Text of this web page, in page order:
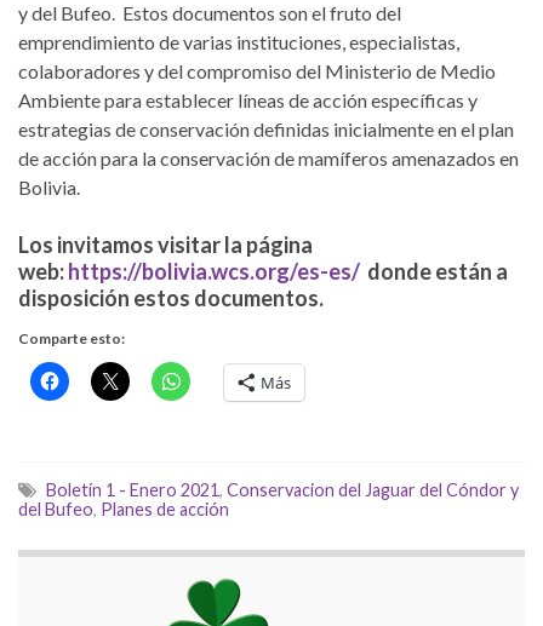
y del Bufeo. Estos documentos son el fruto del
emprendimiento de varias instituciones, especialistas,
colaboradores y del compromiso del Ministerio de Medio
Ambiente para establecer líneas de acción específicas y
estrategias de conservación definidas inicialmente en el plan
de acción para la conservación de mamíferos amenazados en
Bolivia.
Los invitamos visitar la página
web:https://bolivia.wcs.org/es-es/ donde están a
disposición estos documentos.
Comparte esto:
Más
Boletín 1 - Enero 2021, Conservacion del Jaguar del Cóndor y
del Bufeo, Planes de acción